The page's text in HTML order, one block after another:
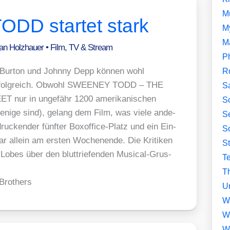
startet stark
Holzhauer• Film, TV & Stream
und John­ny Depp kön­nen wohl
Obwohl SWEENEY TODD – THE
nur in unge­fähr 1200 ame­ri­ka­ni­schen
sind), gelang dem Film, was vie­le ande­
fünf­ter Boxof­fice-Platz und ein Ein­
allein am ers­ten Wochen­en­de. Die Kri­ti­ken
über den blut­trie­fen­den Musi­cal-Grus­